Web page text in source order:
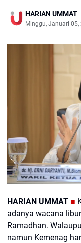
HARIAN UMMAT
Minggu, Januari 05,
HARIAN UMMAT ■
adanya wacana
Ramadhan.
namun Kemenag